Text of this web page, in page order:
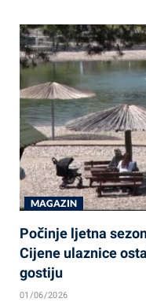
MAGAZIN
Počinje ljetna
Cijene ulaznice
gostiju
01/06/2026